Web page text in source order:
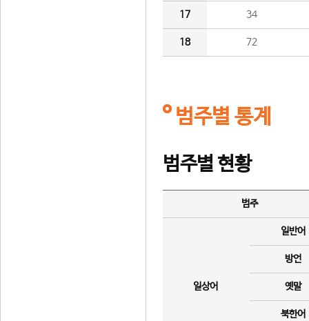
17 34
18 72
범주별 통계
범주별 현황
범주
일상어
일반어
방언
옛말
북한어